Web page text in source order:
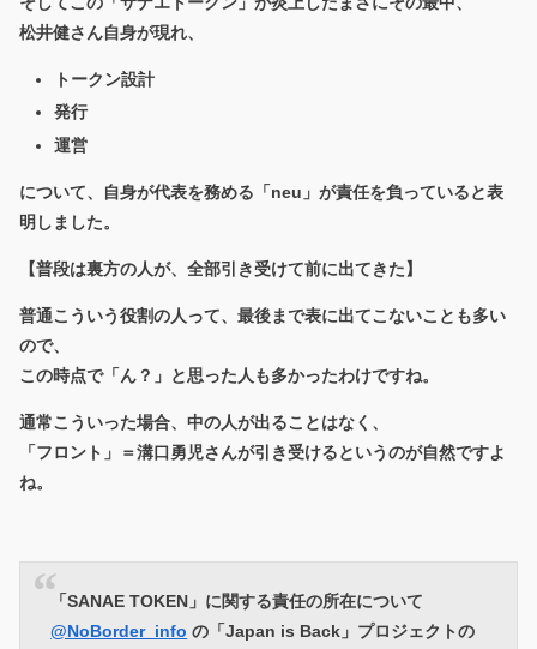
松井健さん自身が現れ、
トークン設計
発行
運営
について、自身が代表を務める「neu」が責任を負っていると表
明しました。
【普段は裏方の人が、全部引き受けて前に出てきた】
普通こういう役割の人って、最後まで表に出てこないことも多い
ので、
この時点で「ん？」と思った人も多かったわけですね。
通常こういった場合、中の人が出ることはなく、
「フロント」＝溝口勇児さんが引き受けるというのが自然ですよ
ね。
「SANAE TOKEN」に関する責任の所在について
@NoBorder_info の「Japan is Back」プロジェクトの